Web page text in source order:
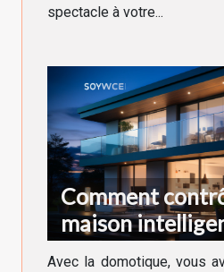
spectacle à votre...
Comment
maison
application ?
Avec la domotique, vous